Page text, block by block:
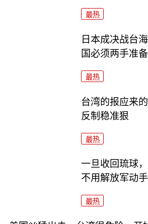
最热
日本成决战台
国必须两手准备
最热
台湾的报应来
反制稳准狠
最热
一旦收回琉球
不用解放军动手
最热